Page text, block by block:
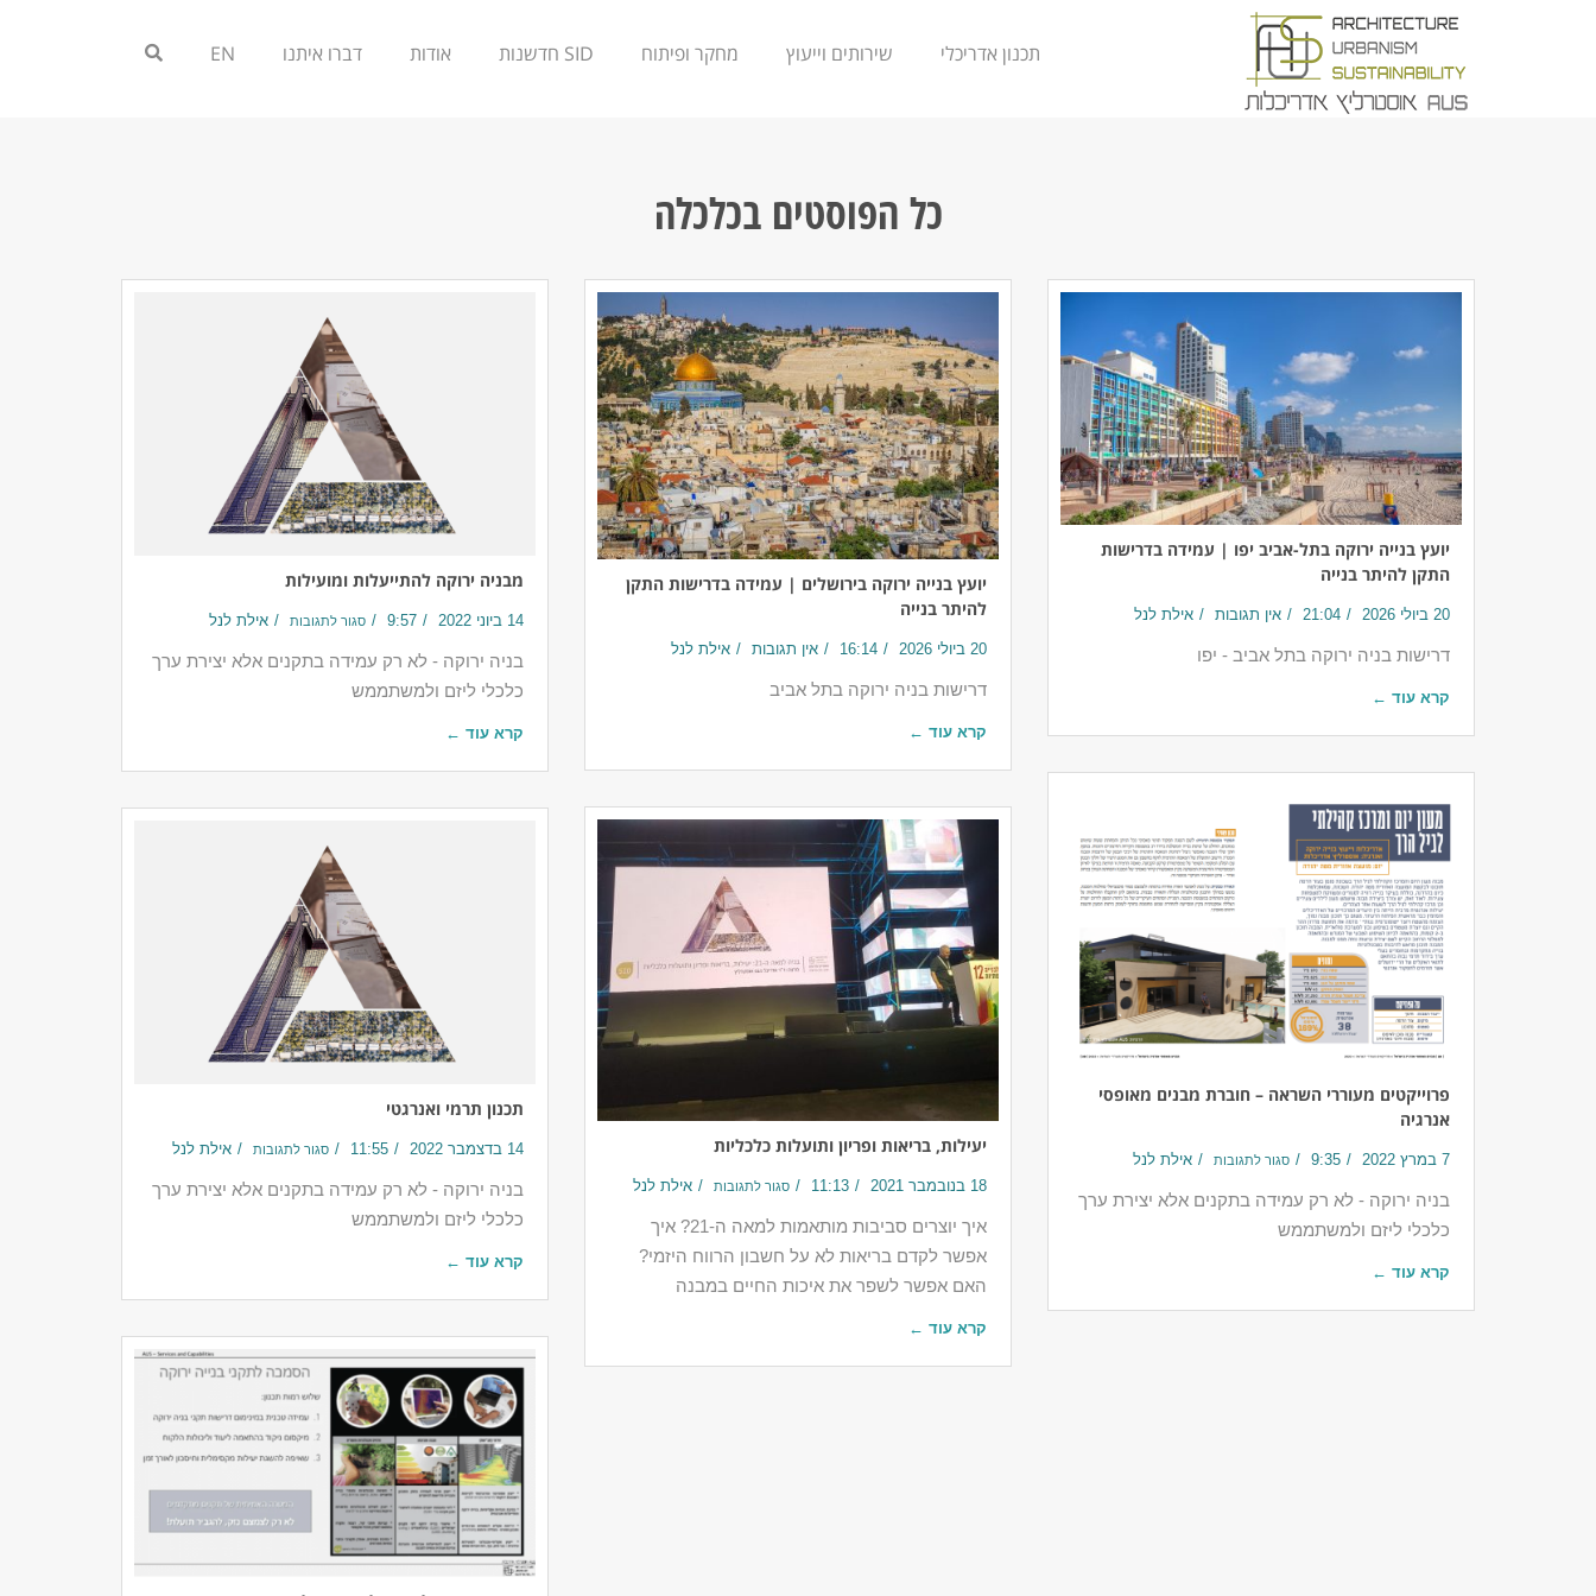
תכנון אדריכלי שירותים וייעוץ מחקר ופיתוח SID חדשנות אודות דברו איתנו EN
כל הפוסטים בכלכלה
יועץ בנייה ירוקה בתל-אביב יפו | עמידה בדרישות
התקן להיתר בנייה
20 ביולי 2026 21:04 אין תגובות אילת לנל
דרישות בניה ירוקה בתל אביב - יפו
קרא עוד ←
יועץ בנייה ירוקה בירושלים | עמידה בדרישות התקן
להיתר בנייה
20 ביולי 2026 16:14 אין תגובות אילת לנל
דרישות בניה ירוקה בתל אביב
קרא עוד ←
מבניה ירוקה להתייעלות ומועילות
14 ביוני 2022 9:57 סגור לתגובות אילת לנל
בניה ירוקה - לא רק עמידה בתקנים אלא יצירת ערך
כלכלי ליזם ולמשתממש
קרא עוד ←
פרוייקטים מעוררי השראה – חוברת מבנים מאופסי
אנרגיה
7 במרץ 2022 9:35 סגור לתגובות אילת לנל
בניה ירוקה - לא רק עמידה בתקנים אלא יצירת ערך
כלכלי ליזם ולמשתממש
קרא עוד ←
יעילות, בריאות ופריון ותועלות כלכליות
18 בנובמבר 2021 11:13 סגור לתגובות אילת לנל
איך יוצרים סביבות מותאמות למאה ה-21? איך
אפשר לקדם בריאות לא על חשבון הרווח היזמי?
האם אפשר לשפר את איכות החיים במבנה
קרא עוד ←
תכנון תרמי ואנרגטי
14 בדצמבר 2022 11:55 סגור לתגובות אילת לנל
בניה ירוקה - לא רק עמידה בתקנים אלא יצירת ערך
כלכלי ליזם ולמשתממש
קרא עוד ←